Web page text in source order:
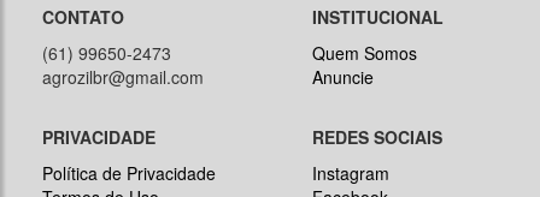
CONTATO
(61) 99650-2473
agrozilbr@gmail.com
INSTITUCIONAL
Quem Somos
Anuncie
PRIVACIDADE
Política de Privacidade
REDES SOCIAIS
Instagram